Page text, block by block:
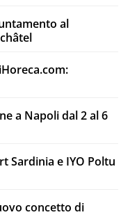
al
a Napoli dal 2 al 6
Sardinia e IYO Poltu
concetto di